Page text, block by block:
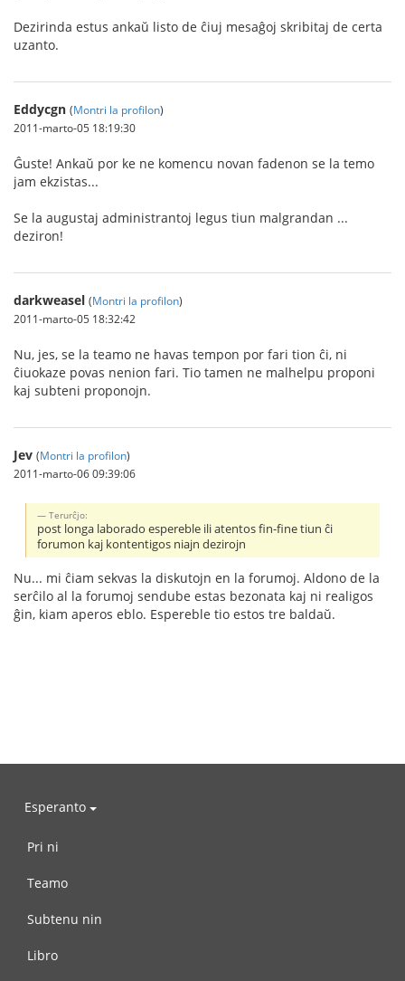
Dezirinda estus ankaŭ listo de ĉiuj mesaĝoj skribitaj de certa
uzanto.
Eddycgn (Montri la profilon)
2011-marto-05 18:19:30
Ĝuste! Ankaŭ por ke ne komencu novan fadenon se la temo
jam ekzistas...
Se la augustaj administrantoj legus tiun malgrandan ...
deziron!
darkweasel (Montri la profilon)
2011-marto-05 18:32:42
Nu, jes, se la teamo ne havas tempon por fari tion ĉi, ni
ĉiuokaze povas nenion fari. Tio tamen ne malhelpu proponi
kaj subteni proponojn.
Jev (Montri la profilon)
2011-marto-06 09:39:06
Terurĉjo:
post longa laborado espereble ili atentos fin-fine tiun ĉi
forumon kaj kontentigos niajn dezirojn
Nu... mi ĉiam sekvas la diskutojn en la forumoj. Aldono de la
serĉilo al la forumoj sendube estas bezonata kaj ni realigos
ĝin, kiam aperos eblo. Espereble tio estos tre baldaŭ.
Esperanto
Pri ni
Teamo
Subtenu nin
Libro